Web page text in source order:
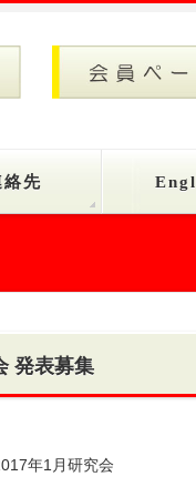
絡先
発表募集
年1月研究会